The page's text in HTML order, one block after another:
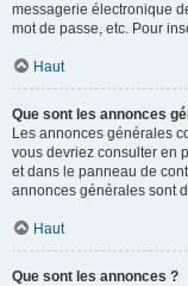
messagerie électronique
mot de passe, etc. Pour
Haut
Que sont les annonces
Les annonces générales
vous devriez consulter en
et dans le panneau de
annonces générales sont
Haut
Que sont les annonces ?